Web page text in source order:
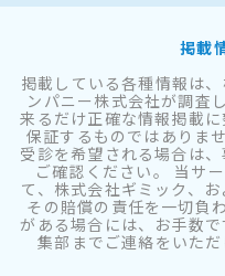
掲載
掲載している各種情報は
ンパニー株式会社が調査
来るだけ正確な情報掲載
保証するものではありま
受診を希望される場合は
ご確認ください。 当サ
て、株式会社ギミック、
その賠償の責任を一切負
がある場合には、お手数で
集部までご連絡をいただ